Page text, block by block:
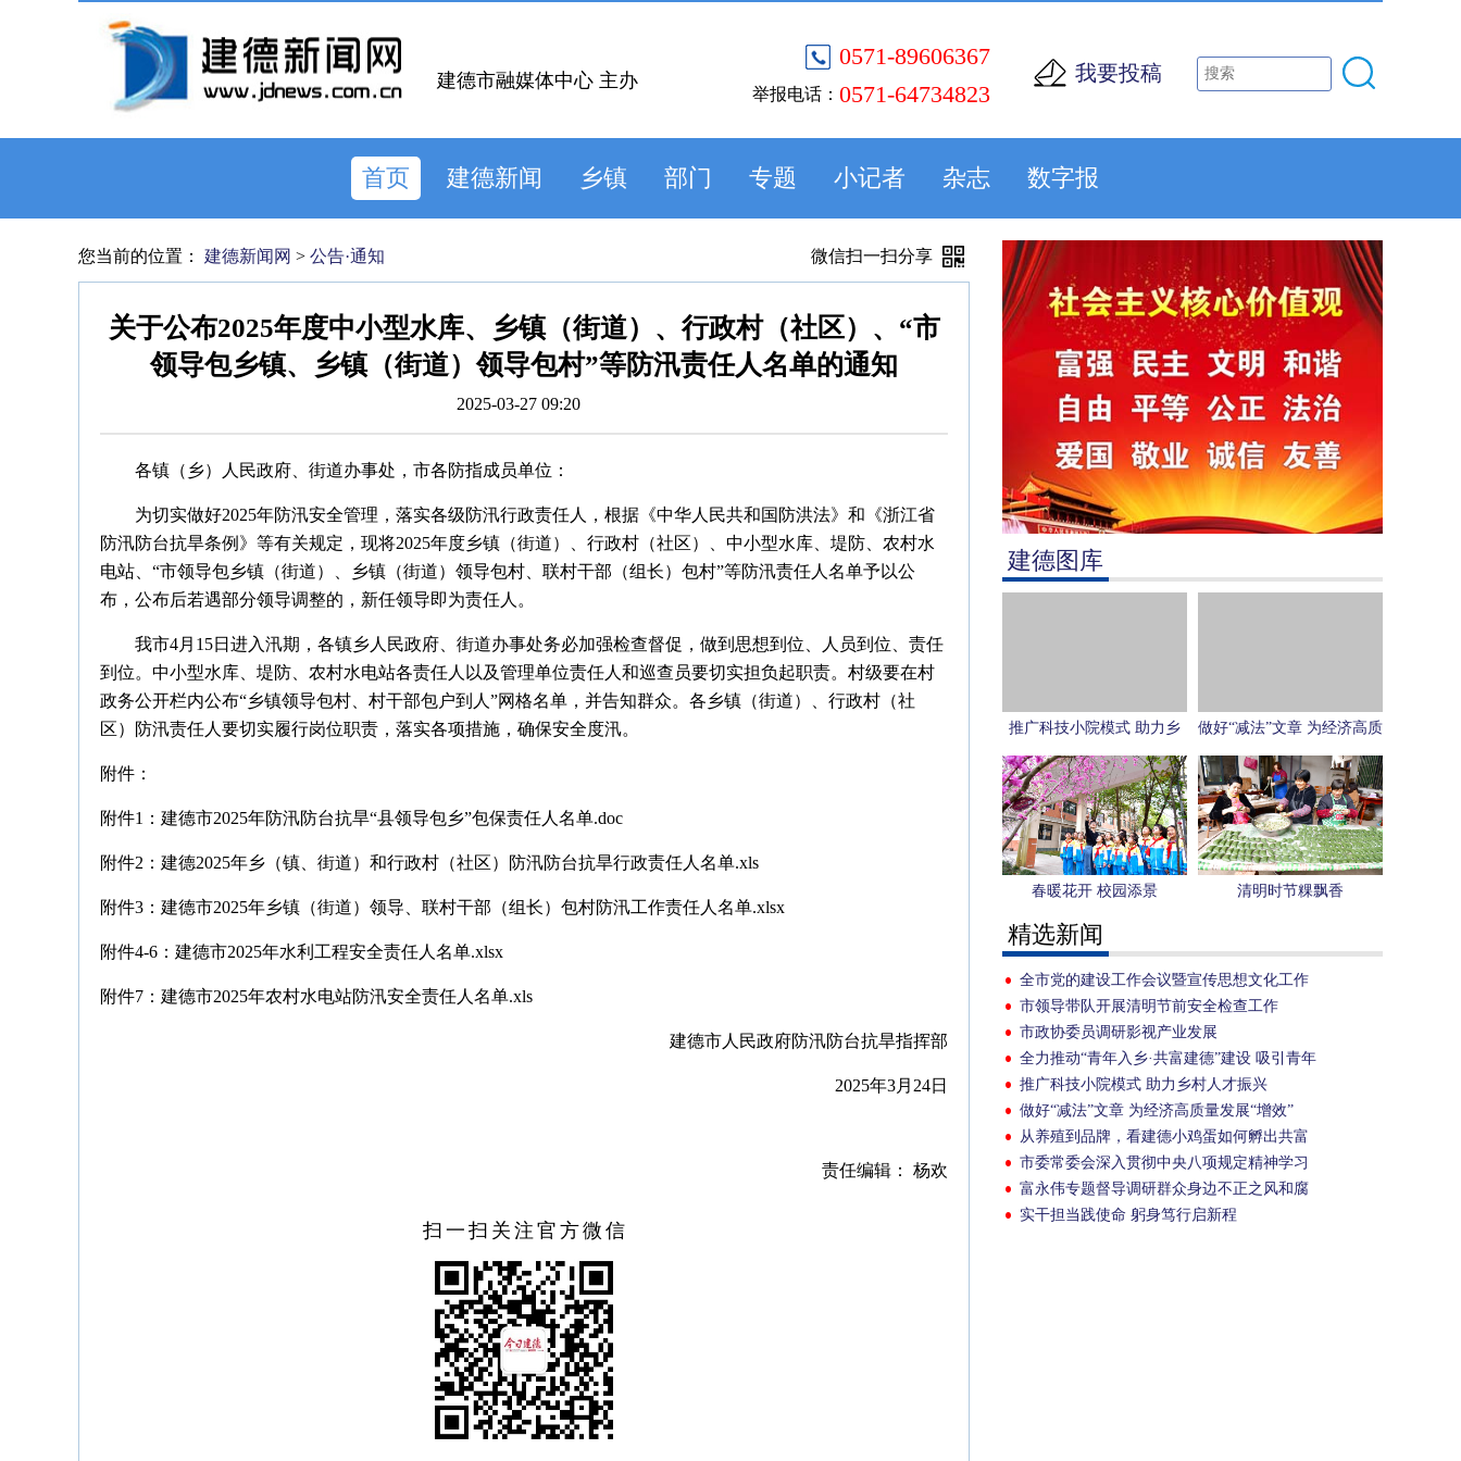
0571-89606367
举报电话： 0571-64734823
我要投稿
建德市融媒体中心 主办
首页 建德新闻 乡镇 部门 专题 小记者 杂志 数字报
建德图库
推广科技小院模式 助力乡
村人才振兴
做好“减法”文章 为经济高质
量发展“增效”
春暖花开 校园添景 清明时节粿飘香
精选新闻
全市党的建设工作会议暨宣传思想文化工作
会议召开
市领导带队开展清明节前安全检查工作
市政协委员调研影视产业发展
全力推动“青年入乡·共富建德”建设 吸引青年
人才投身建德创新创业
推广科技小院模式 助力乡村人才振兴
做好“减法”文章 为经济高质量发展“增效”
从养殖到品牌，看建德小鸡蛋如何孵出共富
大产业
市委常委会深入贯彻中央八项规定精神学习
教育专题读书班举行
富永伟专题督导调研群众身边不正之风和腐
败问题集中整治工作
实干担当践使命 躬身笃行启新程
您当前的位置： 建德新闻网 > 公告·通知 微信扫一扫分享
关于公布2025年度中小型水库、乡镇（街道）、行政村（社区）、“市
领导包乡镇、乡镇（街道）领导包村”等防汛责任人名单的通知
2025-03-27 09:20
各镇（乡）人民政府、街道办事处，市各防指成员单位：
为切实做好2025年防汛安全管理，落实各级防汛行政责任人，根据《中华人民共和国防洪法》和《浙江省
防汛防台抗旱条例》等有关规定，现将2025年度乡镇（街道）、行政村（社区）、中小型水库、堤防、农村水
电站、“市领导包乡镇（街道）、乡镇（街道）领导包村、联村干部（组长）包村”等防汛责任人名单予以公
布，公布后若遇部分领导调整的，新任领导即为责任人。
我市4月15日进入汛期，各镇乡人民政府、街道办事处务必加强检查督促，做到思想到位、人员到位、责任
到位。中小型水库、堤防、农村水电站各责任人以及管理单位责任人和巡查员要切实担负起职责。村级要在村
政务公开栏内公布“乡镇领导包村、村干部包户到人”网格名单，并告知群众。各乡镇（街道）、行政村（社
区）防汛责任人要切实履行岗位职责，落实各项措施，确保安全度汛。
附件：
附件1：建德市2025年防汛防台抗旱“县领导包乡”包保责任人名单.doc
附件2：建德2025年乡（镇、街道）和行政村（社区）防汛防台抗旱行政责任人名单.xls
附件3：建德市2025年乡镇（街道）领导、联村干部（组长）包村防汛工作责任人名单.xlsx
附件4-6：建德市2025年水利工程安全责任人名单.xlsx
附件7：建德市2025年农村水电站防汛安全责任人名单.xls
建德市人民政府防汛防台抗旱指挥部
2025年3月24日
责任编辑： 杨欢
扫一扫关注官方微信